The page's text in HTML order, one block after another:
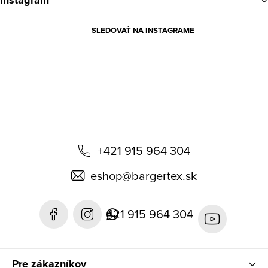
+421 915 964 304
eshop@bargertex.sk
421 915 964 304
SLEDOVAŤ NA INSTAGRAME
Pre zákazníkov